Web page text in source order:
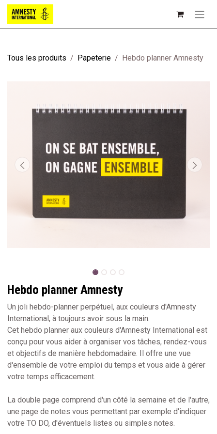
Tous les produits Papeterie Hebdo planner Amnesty
Hebdo planner Amnesty
Un joli hebdo-planner perpétuel, aux couleurs d'Amnesty
International, à toujours avoir sous la main.
Cet hebdo planner aux couleurs d'Amnesty International est
conçu pour vous aider à organiser vos tâches, rendez-vous
et objectifs de manière hebdomadaire. Il offre une vue
d'ensemble de votre emploi du temps et vous aide à gérer
votre temps efficacement.
La double page comprend d'un côté la semaine et de l'autre,
une page de notes vous permettant par exemple d'indiquer
votre TO DO, d'éventuels listes ou simples notes.